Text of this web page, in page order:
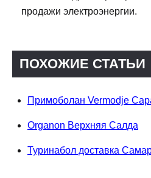
продажи электроэнергии.
ПОХОЖИЕ СТАТЬИ
Примоболан Vermodje
Organon Верхняя Салда
Туринабол доставка